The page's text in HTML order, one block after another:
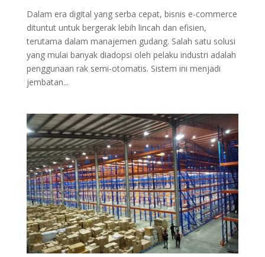
Dalam era digital yang serba cepat, bisnis e-commerce
dituntut untuk bergerak lebih lincah dan efisien,
terutama dalam manajemen gudang. Salah satu solusi
yang mulai banyak diadopsi oleh pelaku industri adalah
penggunaan rak semi-otomatis. Sistem ini menjadi
jembatan...